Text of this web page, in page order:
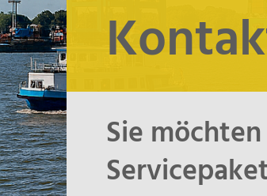
Sie